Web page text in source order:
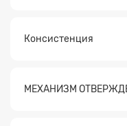
Консистенция
МЕХАНИЗМ